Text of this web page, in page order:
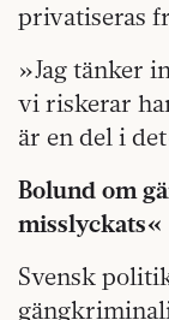
privatiseras
»Jag tänker
vi riskerar
är en del i
Bolund om
misslyckats«
Svensk